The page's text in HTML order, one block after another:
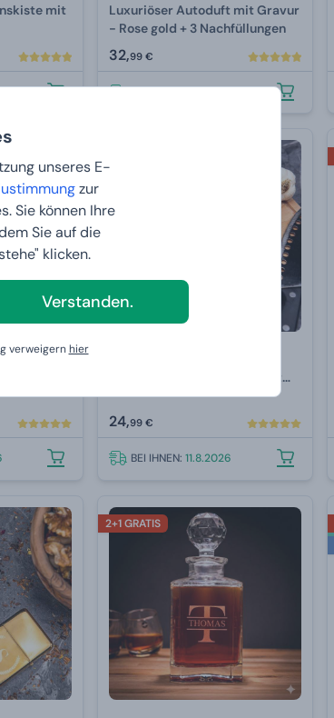
unseres E-
zur
Sie können Ihre
Sie auf die
klicken.
Verstanden.
verweigernhier
mit
Luxuriöser Autoduft mit Gravur
- Rose gold + 3 Nachfüllungen
32,99 €
BEI IHNEN:11.8.2026
Ihrer
Hochzeitstag - Rechteck mit
Gravur
24,99 €
BEI IHNEN:11.8.2026
2+1 GRATIS